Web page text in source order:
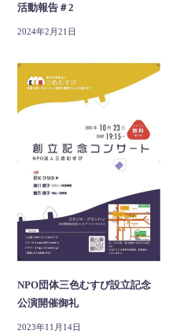
活動報告＃2
2024年2月21日
NPO団体三色むすび設立記念
公演開催御礼
2023年11月14日